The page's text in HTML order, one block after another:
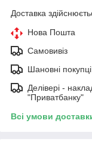
Доставка
Нова Пошта
Самовивіз
Шановні
Делівері -
"Приватбанку"
Всі умови